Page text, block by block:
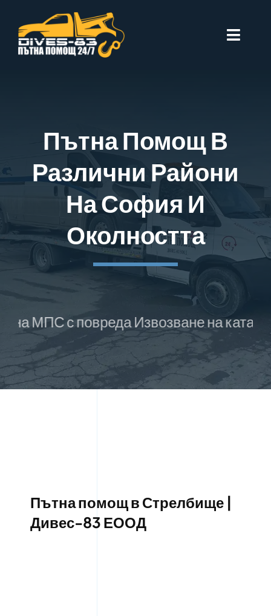
content
Toggle
София
Контакти
Пътна Помощ В
Различни Райони
На София И
Околността
с повреда Извозване на
Пътна помощ в Стрелбище |
Дивес-83 ЕООД